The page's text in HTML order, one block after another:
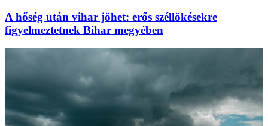
A hőség után vihar jöhet: erős széllökésekre
figyelmeztetnek Bihar megyében